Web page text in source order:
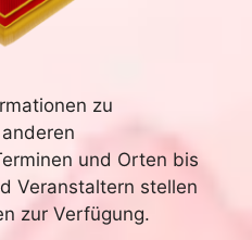
zu
und Orten bis
Veranstaltern stellen
zur Verfügung.